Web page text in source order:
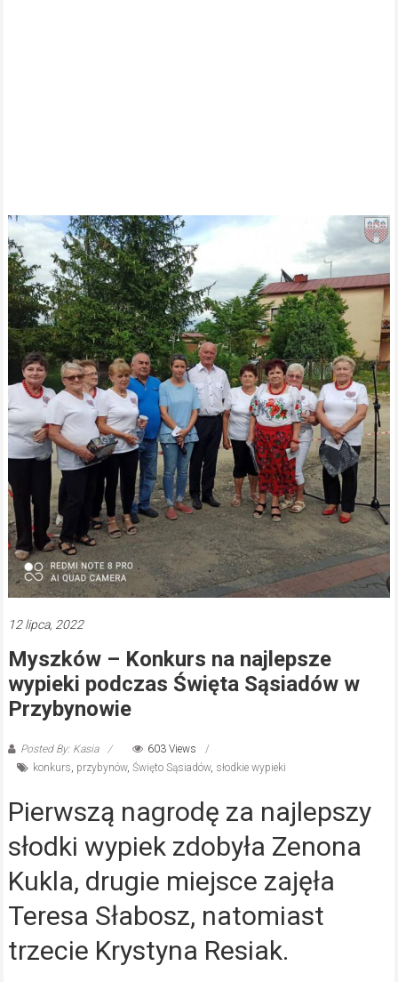
12 lipca, 2022
Myszków – Konkurs na najlepsze
wypieki podczas Święta Sąsiadów w
Przybynowie
Posted By: Kasia
603 Views
konkurs, przybynów, Święto Sąsiadów, słodkie wypieki
Pierwszą nagrodę za najlepszy
słodki wypiek zdobyła Zenona
Kukla, drugie miejsce zajęła
Teresa Słabosz, natomiast
trzecie Krystyna Resiak.